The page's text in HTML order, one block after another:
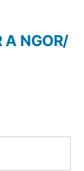
:
A NGOR/